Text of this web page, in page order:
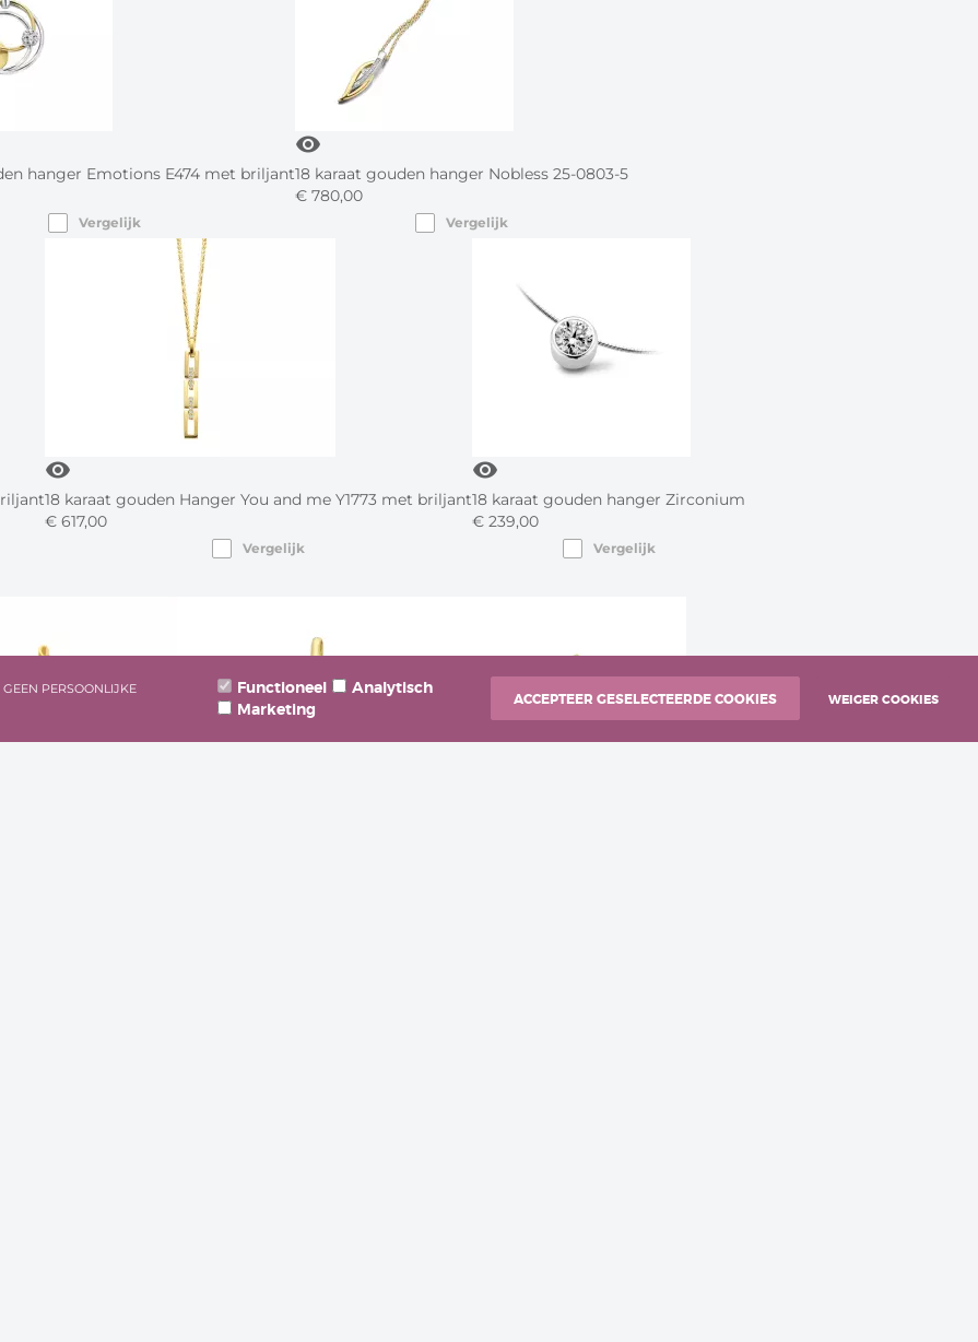
hanger Emotions E474 met briljant
Vergelijk
visibility
18 karaat gouden hanger Nobless 25-0803-5
€ 780,00
Vergelijk
visibility
18 karaat gouden Hanger You and me Y1773 met briljant
€ 617,00
Vergelijk
visibility
18 karaat gouden hanger Zirconium
€ 239,00
Vergelijk
PERSOONLIJKE
Functioneel
Analytisch
Marketing
ACCEPTEER GESELECTEERDE COOKIES WEIGER COOKIES